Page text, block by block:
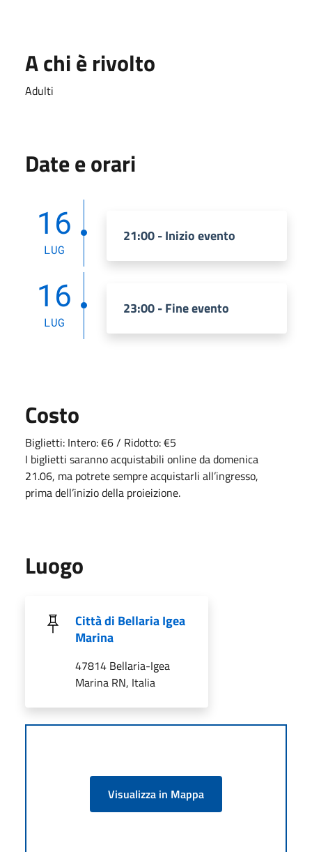
A chi è rivolto
Adulti
Date e orari
16
LUG
21:00 - Inizio evento
16
LUG
23:00 - Fine evento
Costo
Biglietti: Intero: €6 / Ridotto: €5
I biglietti saranno acquistabili online da domenica
21.06, ma potrete sempre acquistarli all’ingresso,
prima dell’inizio della proieizione.
Luogo
Città di Bellaria Igea
Marina
47814 Bellaria-Igea
Marina RN, Italia
Visualizza in Mappa